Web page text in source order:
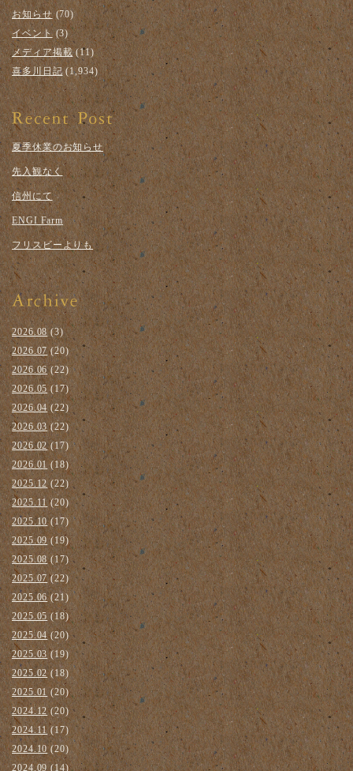
お知らせ(70)
イベント(3)
メディア掲載(11)
喜多川日記(1,934)
夏季休業のお知らせ
先入観なく
信州にて
ENGI Farm
フリスビーよりも
2026.08(3)
2026.07 (20)
2026.06(22)
2026.05(17)
2026.04 (22)
2026.03(22)
2026.02(17)
2026.01 (18)
2025.12(22)
2025.11(20)
2025.10(17)
2025.09 (19)
2025.08(17)
2025.07(22)
2025.06(21)
2025.05(18)
2025.04(20)
2025.03 (19)
2025.02(18)
2025.01 (20)
2024.12(20)
2024.11(17)
2024.10(20)
2024.09 (14)